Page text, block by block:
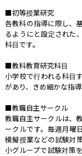
■初等授業研究
各教科の指導に際し、
るようにと設定された
科目です。
■教科教育研究科目
小学校で行われる科目
があり、きめ細かな指導
■教職自主サークル
教職自主サークルは、
ークルです。毎週月曜
模擬授業などの試験対
小グループで試験対策